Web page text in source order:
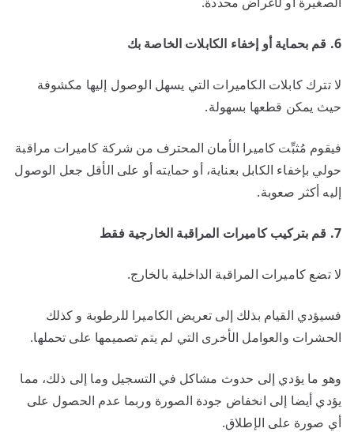
6. قم بحماية أو إخفاء الكابلات الخاصة بك
لا تترك كابلات الكاميرات التي يسهل الوصول إليها مكشوفة
حيث يمكن قطعها بسهولة.
فيقوم مُثبِّت كاميرا الأمان المحترف من شركة كاميرات مراقبة
حولي بإخفاء الكابل بعناية، أو حمايته أو على الأقل جعل الوصول
إليه أكثر صعوبة.
7. قم بتركيب كاميرات المراقبة الخارجية فقط
لا تضع كاميرات المراقبة الداخلية بالخارج.
فسيؤدي القيام بذلك إلى تعريض الكاميرا للرطوبة و كذلك
الحشرات والعوامل الأخرى التي لم يتم تصميمها على تحملها.
وهو ما يؤدي إلى حدوث مشاكل في التسجيل وما إلى ذلك، مما
يؤدي أيضا إلى انخفاض جودة الصورة وربما عدم الحصول على
أي صورة على الإطلاق.